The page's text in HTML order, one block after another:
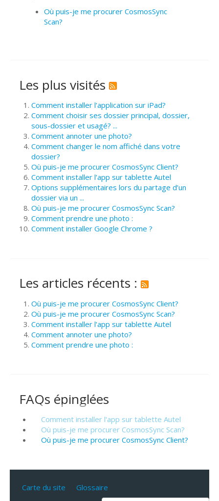
Où puis-je me procurer CosmosSync
Scan?
Les plus visités
Comment installer l'application sur iPad?
Comment choisir ses dossier principal, dossier,
sous-dossier et usagé? ...
Comment annoter une photo?
Comment changer le nom affiché dans votre
dossier?
Où puis-je me procurer CosmosSync Client?
Comment installer l'app sur tablette Autel
Options supplémentaires lors du partage d’un
dossier via un ...
Où puis-je me procurer CosmosSync Scan?
Comment prendre une photo :
Comment installer Google Chrome ?
Les articles récents :
Où puis-je me procurer CosmosSync Client?
Où puis-je me procurer CosmosSync Scan?
Comment installer l'app sur tablette Autel
Comment annoter une photo?
Comment prendre une photo :
FAQs épinglées
Comment installer l'app sur tablette Autel
Où puis-je me procurer CosmosSync Scan?
Où puis-je me procurer CosmosSync Client?
Carte du site Glossaire